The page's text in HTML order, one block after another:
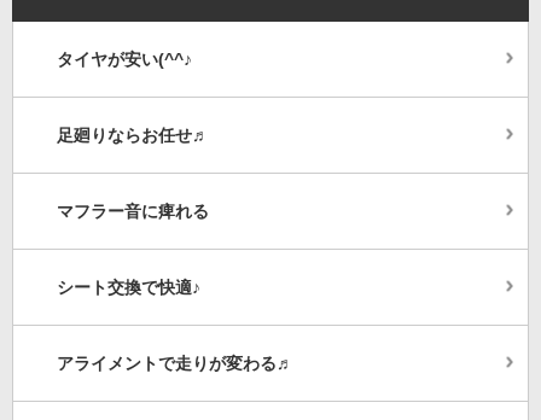
タイヤが安い(^^♪
足廻りならお任せ♬
マフラー音に痺れる
シート交換で快適♪
アライメントで走りが変わる♬